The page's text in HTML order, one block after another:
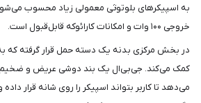
به اسپیکرهای بلوتوثی معمولی زیاد محسوب
خروجی ۱۰۰ وات و امکانات کارائوکه قابل‌قبول است.
در بخش مرکزی بدنه یک دسته حمل قرار گرفته که
کمک می‌کند. جی‌بی‌ال یک بند دوشی عریض و ضخیم
می‌دهد تا کاربر بتواند اسپیکر را روی شانه قرار